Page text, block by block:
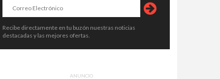
Recibe directamente en tu buzón nuestras noticias
destacadas y las mejores ofertas.
ANUNCIO